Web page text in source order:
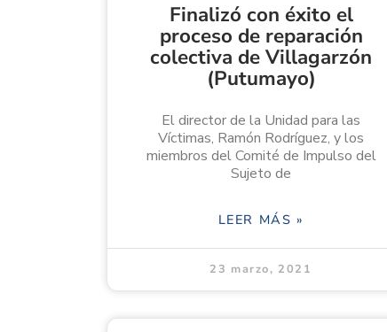
Finalizó con éxito el
proceso de reparación
colectiva de Villagarzón
(Putumayo)
El director de la Unidad para las
Víctimas, Ramón Rodríguez, y los
miembros del Comité de Impulso del
Sujeto de
LEER MÁS »
23 marzo, 2021